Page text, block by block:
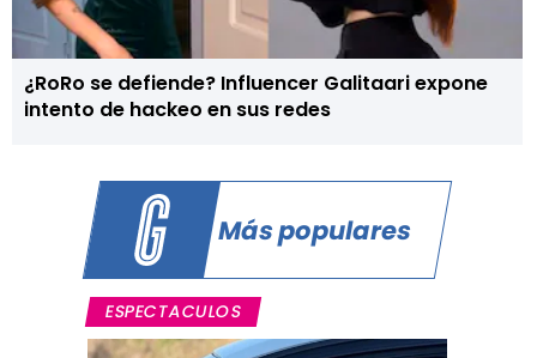
¿RoRo se defiende? Influencer Galitaari expone
intento de hackeo en sus redes
Más populares
ESPECTACULOS